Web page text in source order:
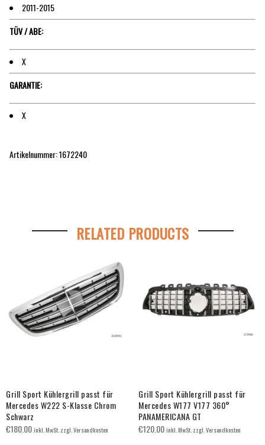
2011-2015
TÜV / ABE:
X
GARANTIE:
X
Artikelnummer: 1672240
RELATED PRODUCTS
Grill Sport Kühlergrill passt für
Mercedes W222 S-Klasse Chrom
Schwarz
€180.00inkl. MwSt. zzgl. Versandkosten
Grill Sport Kühlergrill passt für
Mercedes W177 V177 360°
PANAMERICANA GT
€120.00inkl. MwSt. zzgl. Versandkosten